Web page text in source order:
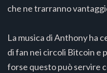
che ne trarranno
La musica di Anthony ha
di fan nei circoli Bitcoin e
forse questo può servire